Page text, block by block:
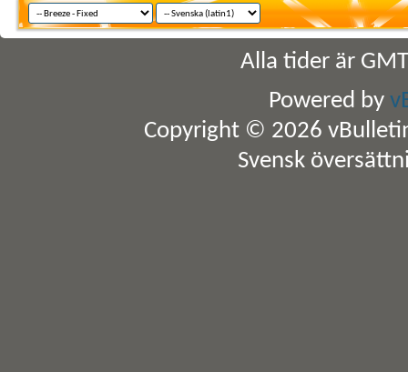
Alla tider är
Powered by
Copyright © 2026
Svensk